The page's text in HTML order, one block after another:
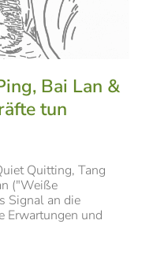
Bai Lan &
tun
Quitting, Tang
("Weiße
Signal an die
Erwartungen und